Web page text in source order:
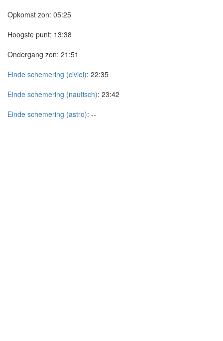
Opkomst zon: 05:25
Hoogste punt: 13:38
Ondergang zon: 21:51
Einde schemering (civiel): 22:35
Einde schemering (nautisch): 23:42
Einde schemering (astro): --